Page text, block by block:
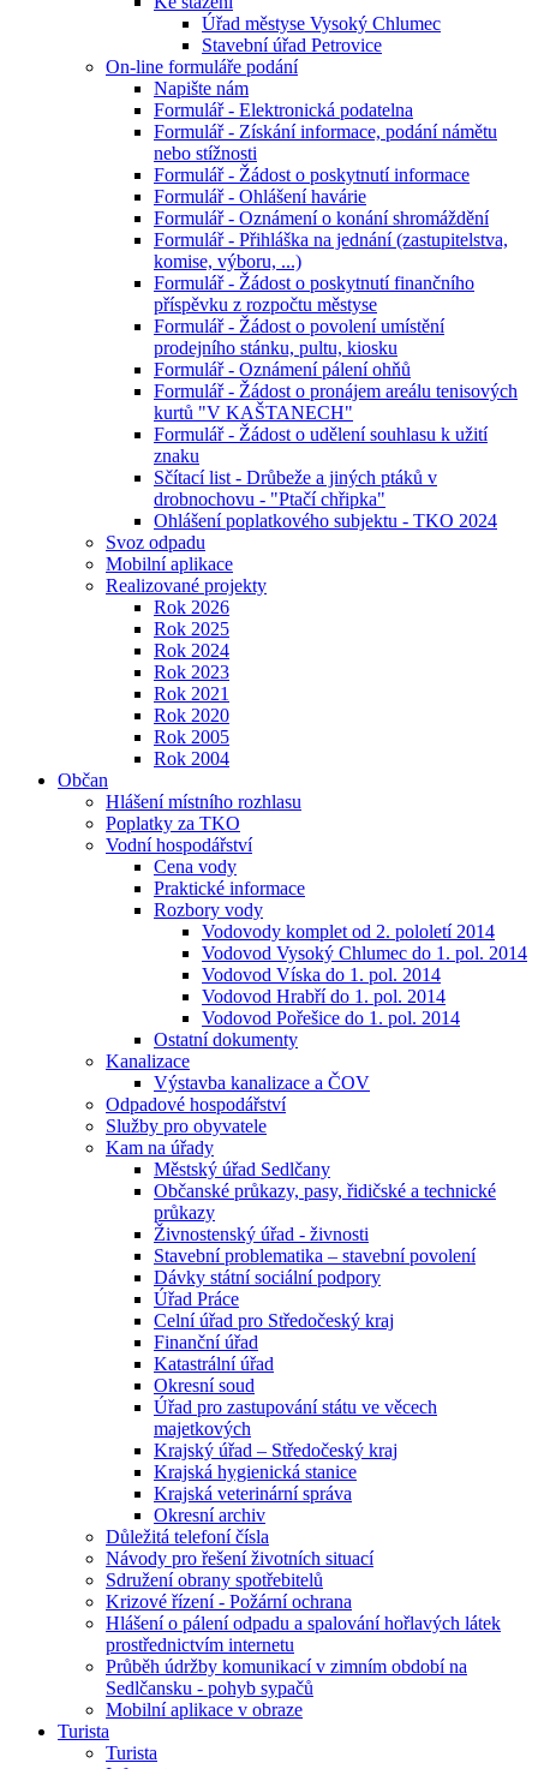
Úřad městyse Vysoký Chlumec
Stavební úřad Petrovice
On-line formuláře podání
Napište nám
Formulář - Elektronická podatelna
Formulář - Získání informace, podání námětu
nebo stížnosti
Formulář - Žádost o poskytnutí informace
Formulář - Ohlášení havárie
Formulář - Oznámení o konání shromáždění
Formulář - Přihláška na jednání (zastupitelstva,
komise, výboru, ...)
Formulář - Žádost o poskytnutí finančního
příspěvku z rozpočtu městyse
Formulář - Žádost o povolení umístění
prodejního stánku, pultu, kiosku
Formulář - Oznámení pálení ohňů
Formulář - Žádost o pronájem areálu tenisových
kurtů "V KAŠTANECH"
Formulář - Žádost o udělení souhlasu k užití
znaku
Sčítací list - Drůbeže a jiných ptáků v
drobnochovu - "Ptačí chřipka"
Ohlášení poplatkového subjektu - TKO 2024
Svoz odpadu
Mobilní aplikace
Realizované projekty
Rok 2026
Rok 2025
Rok 2024
Rok 2023
Rok 2021
Rok 2020
Rok 2005
Rok 2004
Občan
Hlášení místního rozhlasu
Poplatky za TKO
Vodní hospodářství
Cena vody
Praktické informace
Rozbory vody
Vodovody komplet od 2. pololetí 2014
Vodovod Vysoký Chlumec do 1. pol. 2014
Vodovod Víska do 1. pol. 2014
Vodovod Hrabří do 1. pol. 2014
Vodovod Pořešice do 1. pol. 2014
Ostatní dokumenty
Kanalizace
Výstavba kanalizace a ČOV
Odpadové hospodářství
Služby pro obyvatele
Kam na úřady
Městský úřad Sedlčany
Občanské průkazy, pasy, řidičské a technické
průkazy
Živnostenský úřad - živnosti
Stavební problematika – stavební povolení
Dávky státní sociální podpory
Úřad Práce
Celní úřad pro Středočeský kraj
Finanční úřad
Katastrální úřad
Okresní soud
Úřad pro zastupování státu ve věcech
majetkových
Krajský úřad – Středočeský kraj
Krajská hygienická stanice
Krajská veterinární správa
Okresní archiv
Důležitá telefoní čísla
Návody pro řešení životních situací
Sdružení obrany spotřebitelů
Krizové řízení - Požární ochrana
Hlášení o pálení odpadu a spalování hořlavých látek
prostřednictvím internetu
Průběh údržby komunikací v zimním období na
Sedlčansku - pohyb sypačů
Mobilní aplikace v obraze
Turista
Turista